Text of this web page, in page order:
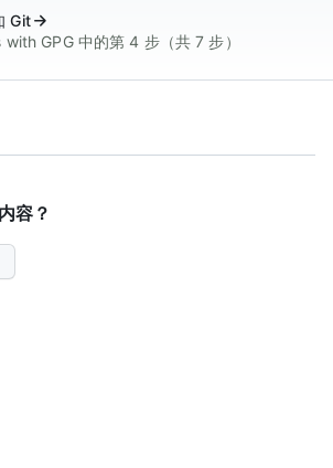
Git
GPG 中的第 4 步（共 7 步）
容？